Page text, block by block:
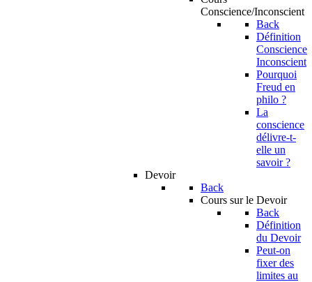
Conscience/Inconscient
Back
Définition
Conscience
Inconscient
Pourquoi
Freud en
philo ?
La
conscience
délivre-t-
elle un
savoir ?
Devoir
Back
Cours sur le Devoir
Back
Définition
du Devoir
Peut-on
fixer des
limites au